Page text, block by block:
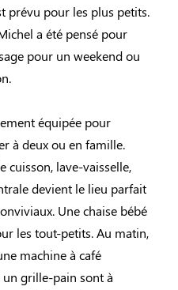
prévu pour les plus petits.
a été pensé pour
pour un weekend ou
équipée pour
à deux ou en famille.
cuisson, lave-vaisselle,
devient le lieu parfait
Une chaise bébé
les tout-petits. Au matin,
machine à café
grille-pain sont à